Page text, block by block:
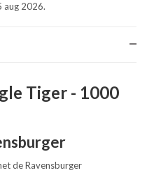
aug 2026.
Tiger - 1000
de Ravensburger